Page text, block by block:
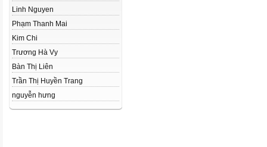
Linh Nguyen
Phạm Thanh Mai
Kim Chi
Trương Hà Vy
Bàn Thị Liên
Trần Thị Huyền Trang
nguyễn hưng